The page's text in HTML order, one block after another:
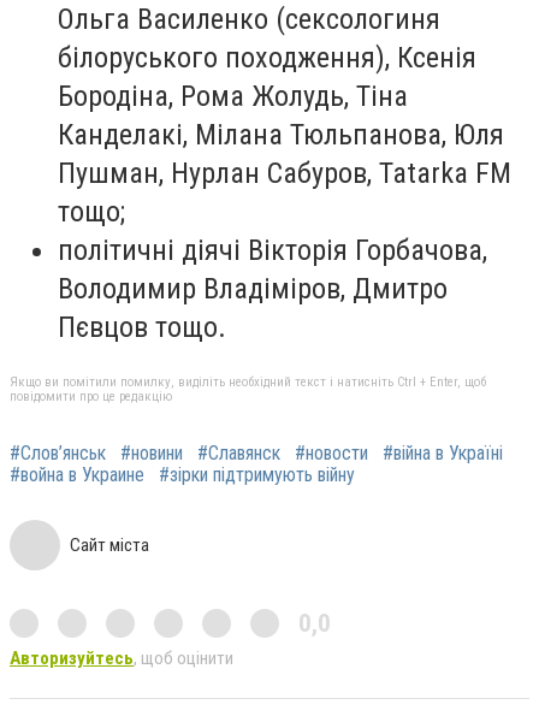
Ольга Василенко (сексологиня
білоруського походження), Ксенія
Бородіна, Рома Жолудь, Тіна
Канделакі, Мілана Тюльпанова, Юля
Пушман, Нурлан Сабуров, Tatarka FM
тощо;
політичні діячі Вікторія Горбачова,
Володимир Владіміров, Дмитро
Пєвцов тощо.
Якщо ви помітили помилку, виділіть необхідний текст і натисніть Ctrl + Enter, щоб
повідомити про це редакцію
#Слов’янськ #новини #Славянск #новости
#війна в Україні
#война в Украине
#зірки підтримують війну
Сайт міста
0,0
Авторизуйтесь, щоб оцінити